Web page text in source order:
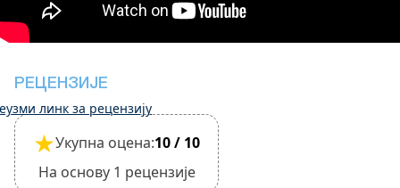
Објекат је погодан за мале кућне љубимце и
мора бити потврђен током резервације
за чишћење и депозит за штету)
РЕЦЕНЗИЈЕ
линк за рецензију
★Укупна оцена:10 / 10
На основу 1 рецензије